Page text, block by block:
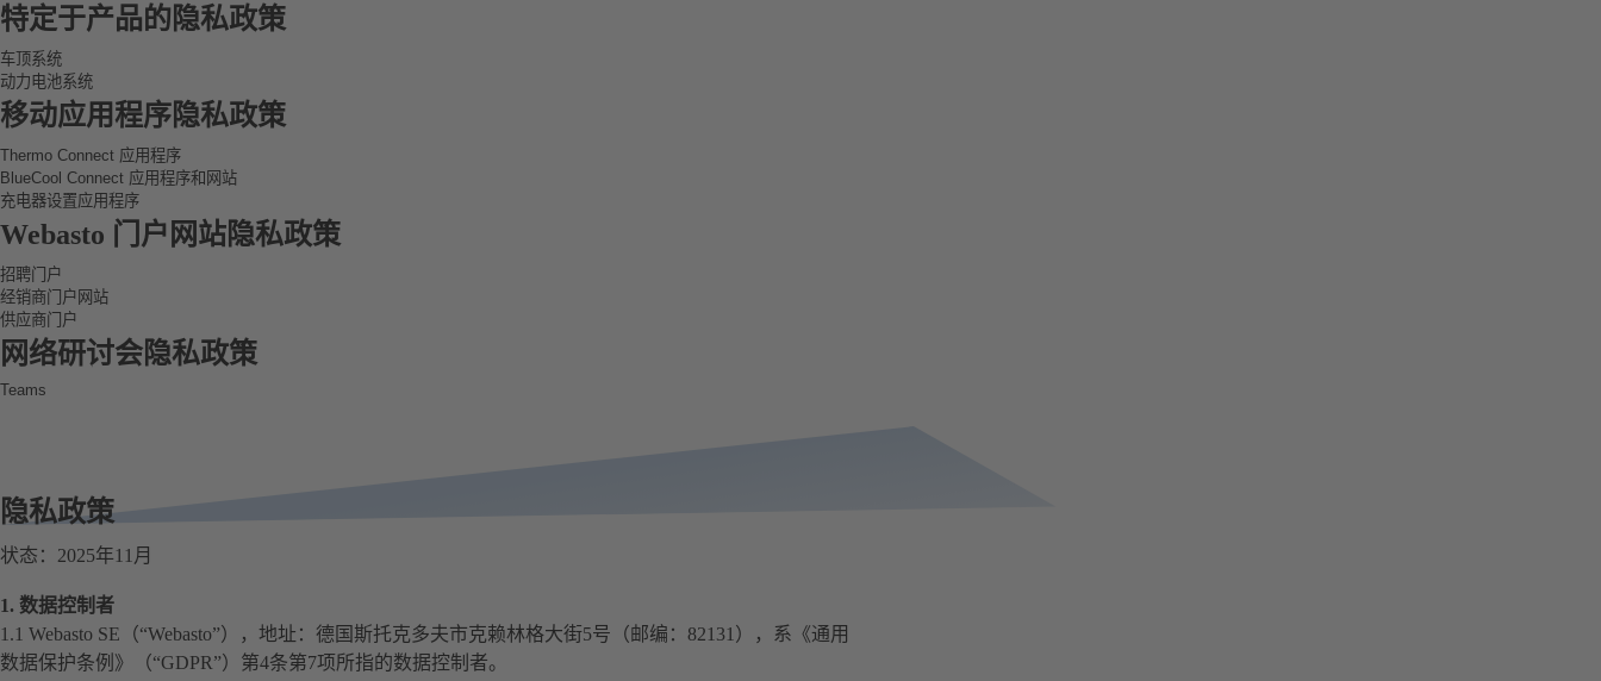
特定于产品的隐私政策
车顶系统
Webasto 应用于自动驾驶的智能车顶系统的隐私政策
动力电池系统
Webasto 动力电池系统的隐私政策
移动应用程序隐私政策
Thermo Connect 应用程序
Webasto Thermo Connect 应用程序的隐私政策
BlueCool Connect 应用程序和网站
Webasto BlueCool Connect 应用程序和网站的隐私政策
充电器设置应用程序
Webasto 充电器设置应用程序的隐私政策
Webasto 门户网站隐私政策
招聘门户
Webasto 招聘门户的隐私政策
经销商门户网站
Webasto 经销商门户网站的隐私政策
供应商门户
Webasto 供应商门户网站的隐私政策
网络研讨会隐私政策
Teams
隐私政策
状态：2025年11月
1. 数据控制者
1.1 Webasto SE（“Webasto”），地址：德国斯托克多夫市克赖林格大街5号（邮编：82131），系《通用
数据保护条例》（“GDPR”）第4条第7项所指的数据控制者。